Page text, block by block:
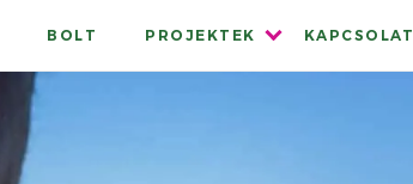
BOLT PROJEKTEK
Menü
lenyitása
KAPCSOLAT